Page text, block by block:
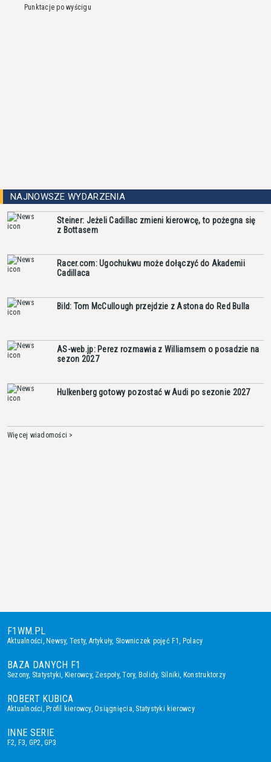
Punktacje po wyścigu
NAJNOWSZE WYDARZENIA
Steiner: Jeżeli Cadillac zmieni kierowcę, to pożegna się
z Bottasem
Racer.com: Ugochukwu może dołączyć do Akademii
Cadillaca
Bild: Tom McCullough przejdzie z Astona do Red Bulla
AS-web.jp: Perez rozmawia z Williamsem o posadzie na
sezon 2027
Hulkenberg gotowy pozostać w Audi po sezonie 2027
Więcej wiadomości >
F1WM.PL
Aktualności,Newsy, Testy, Artykuły, Słowniczek pojęć F1, Polacy
BAZA DANYCH F1
Sezony, Statystyki, Kierowcy, Zespoły,Tory, Bolidy, Silniki, Konstruktorzy
ROBERT KUBICA
Aktualności,Profil kierowcy,Osiągnięcia, Statystyki kierowcy
INNE SERIE
F2, F3, GP2,GP3